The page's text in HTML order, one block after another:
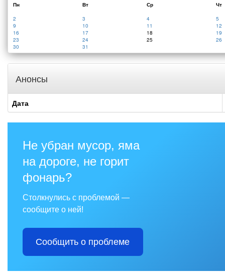
Пн Вт Ср
Чт
2
3 4
5
9
10 11
12
16
17 18
19
23
24 25
26
30
31
Анонсы
Дата
Не убран мусор, яма
на дороге, не горит
фонарь?
Столкнулись с проблемой —
сообщите о ней!
Сообщить о проблеме